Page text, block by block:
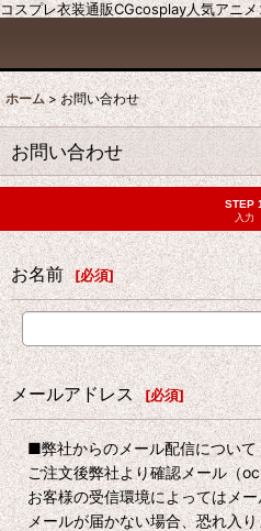
コスプレ衣装通販CGcosplay人気アニ
ホーム > お問い合わせ
お問い合わせ
STEP 1
入力
お名前 [必須]
メールアドレス [必須]
■弊社からのメール配信について
ご注文後弊社より確認メール（
お客様の受信環境によってはメ
メールが届かない場合、恐れ入